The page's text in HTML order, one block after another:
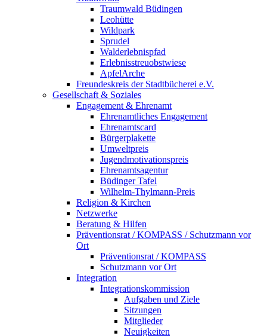
Traumwald Büdingen
Leohütte
Wildpark
Sprudel
Walderlebnispfad
Erlebnisstreuobstwiese
ApfelArche
Freundeskreis der Stadtbücherei e.V.
Gesellschaft & Soziales
Engagement & Ehrenamt
Ehrenamtliches Engagement
Ehrenamtscard
Bürgerplakette
Umweltpreis
Jugendmotivationspreis
Ehrenamtsagentur
Büdinger Tafel
Wilhelm-Thylmann-Preis
Religion & Kirchen
Netzwerke
Beratung & Hilfen
Präventionsrat / KOMPASS / Schutzmann vor
Ort
Präventionsrat / KOMPASS
Schutzmann vor Ort
Integration
Integrationskommission
Aufgaben und Ziele
Sitzungen
Mitglieder
Neuigkeiten